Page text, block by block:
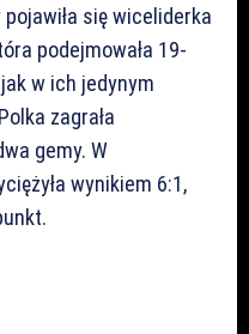
się wiceliderka
podejmowała 19-
w ich jedynym
zagrała
gemy. W
wynikiem 6:1,